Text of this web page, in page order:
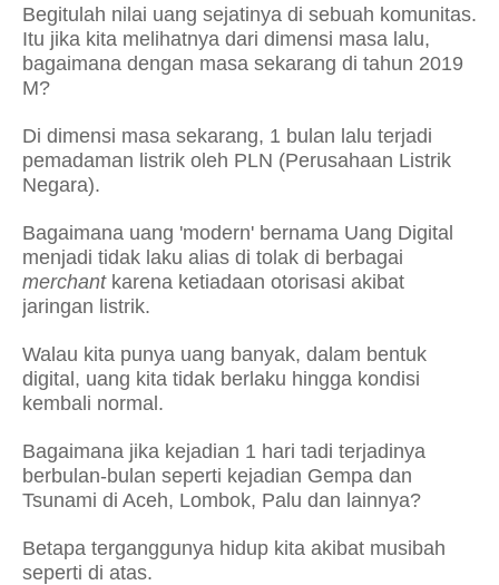
Begitulah nilai uang sejatinya di sebuah komunitas.
Itu jika kita melihatnya dari dimensi masa lalu,
bagaimana dengan masa sekarang di tahun 2019
M?
Di dimensi masa sekarang, 1 bulan lalu terjadi
pemadaman listrik oleh PLN (Perusahaan Listrik
Negara).
Bagaimana uang 'modern' bernama Uang Digital
menjadi tidak laku alias di tolak di berbagai
merchantkarena ketiadaan otorisasi akibat
jaringan listrik.
Walau kita punya uang banyak, dalam bentuk
digital, uang kita tidak berlaku hingga kondisi
kembali normal.
Bagaimana jika kejadian 1 hari tadi terjadinya
berbulan-bulan seperti kejadian Gempa dan
Tsunami di Aceh, Lombok, Palu dan lainnya?
Betapa terganggunya hidup kita akibat musibah
seperti di atas.